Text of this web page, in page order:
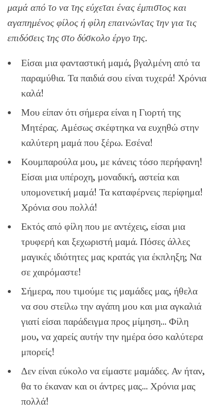
μαμά από το να της εύχεται ένας έμπιστος και
αγαπημένος φίλος ή φίλη επαινώντας την για τις
επιδόσεις της στο δύσκολο έργο της.
Είσαι μια φανταστική μαμά, βγαλμένη από τα
παραμύθια. Τα παιδιά σου είναι τυχερά! Χρόνια
καλά!
Μου είπαν ότι σήμερα είναι η Γιορτή της
Μητέρας. Αμέσως σκέφτηκα να ευχηθώ στην
καλύτερη μαμά που ξέρω. Εσένα!
Κουμπαρούλα μου, με κάνεις τόσο περήφανη!
Είσαι μια υπέροχη, μοναδική, αστεία και
υπομονετική μαμά! Τα καταφέρνεις περίφημα!
Χρόνια σου πολλά!
Εκτός από φίλη που με αντέχεις, είσαι μια
τρυφερή και ξεχωριστή μαμά. Πόσες άλλες
μαγικές ιδιότητες μας κρατάς για έκπληξη; Να
σε χαιρόμαστε!
Σήμερα, που τιμούμε τις μαμάδες μας, ήθελα
να σου στείλω την αγάπη μου και μια αγκαλιά
γιατί είσαι παράδειγμα προς μίμηση… Φίλη
μου, να χαρείς αυτήν την ημέρα όσο καλύτερα
μπορείς!
Δεν είναι εύκολο να είμαστε μαμάδες. Αν ήταν,
θα το έκαναν και οι άντρες μας… Χρόνια μας
πολλά!